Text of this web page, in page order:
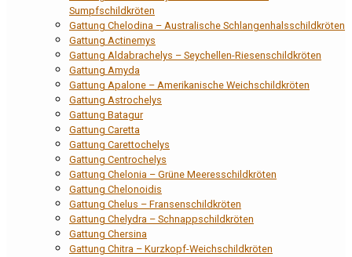
Sumpfschildkröten
Gattung Chelodina – Australische Schlangenhalsschildkröten
Gattung Actinemys
Gattung Aldabrachelys – Seychellen-Riesenschildkröten
Gattung Amyda
Gattung Apalone – Amerikanische Weichschildkröten
Gattung Astrochelys
Gattung Batagur
Gattung Caretta
Gattung Carettochelys
Gattung Centrochelys
Gattung Chelonia – Grüne Meeresschildkröten
Gattung Chelonoidis
Gattung Chelus – Fransenschildkröten
Gattung Chelydra – Schnappschildkröten
Gattung Chersina
Gattung Chitra – Kurzkopf-Weichschildkröten